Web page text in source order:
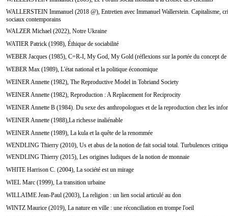
WALLERSTEIN Immanuel (2018 @), Entretien avec Immanuel Wallerstein. Capitalisme,
sociaux contemporains
WALZER Michael (2022), Notre Ukraine
WATIER Patrick (1998), Éthique de sociabilité
WEBER Jacques (1985), C=R-I, My God, My Gold (réflexions sur la portée du concept de
WEBER Max (1989), L'état national et la politique économique
WEINER Annette (1982), The Reproductive Model in Tobriand Society
WEINER Annette (1982), Reproduction : A Replacement for Reciprocity
WEINER Annette B (1984). Du sexe des anthropologues et de la reproduction chez les
WEINER Annette (1988),La richesse inaliénable
WEINER Annette (1989), La kula et la quête de la renommée
WENDLING Thierry (2010), Us et abus de la notion de fait social total. Turbulences
WENDLING Thierry (2015), Les origines ludiques de la notion de monnaie
WHITE Harrison C. (2004), La société est un mirage
WIEL Marc (1999), La transition urbaine
WILLAIME Jean-Paul (2003), La religion : un lien social articulé au don
WINTZ Maurice (2019), La nature en ville : une réconciliation en trompe l'oeil